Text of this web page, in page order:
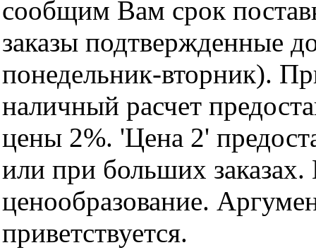
сообщим Вам срок
заказы подтвержденные
понедельник-вторник).
наличный расчет
цены 2%. 'Цена 2'
или при больших
ценообразование.
приветствуется.